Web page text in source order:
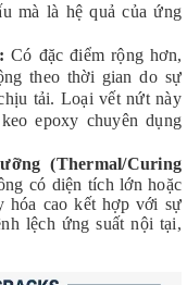
mà là hệ quả của ứng
Có đặc điểm rộng hơn,
theo thời gian do sự
tải. Loại vết nứt này
epoxy chuyên dụng
(Thermal/Curing
có diện tích lớn hoặc
hóa cao kết hợp với sự
lệch ứng suất nội tại,